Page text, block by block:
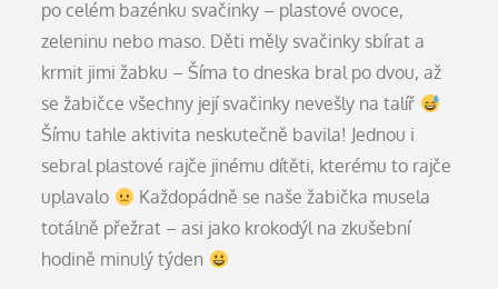
po celém bazénku svačinky – plastové ovoce,
zeleninu nebo maso. Děti měly svačinky sbírat a
krmit jimi žabku – Šíma to dneska bral po dvou, až
se žabičce všechny její svačinky nevešly na talíř
Šímu tahle aktivita neskutečně bavila! Jednou i
sebral plastové rajče jinému dítěti, kterému to rajče
uplavalo
Každopádně se naše žabička musela
totálně přežrat – asi jako krokodýl na zkušební
hodině minulý týden